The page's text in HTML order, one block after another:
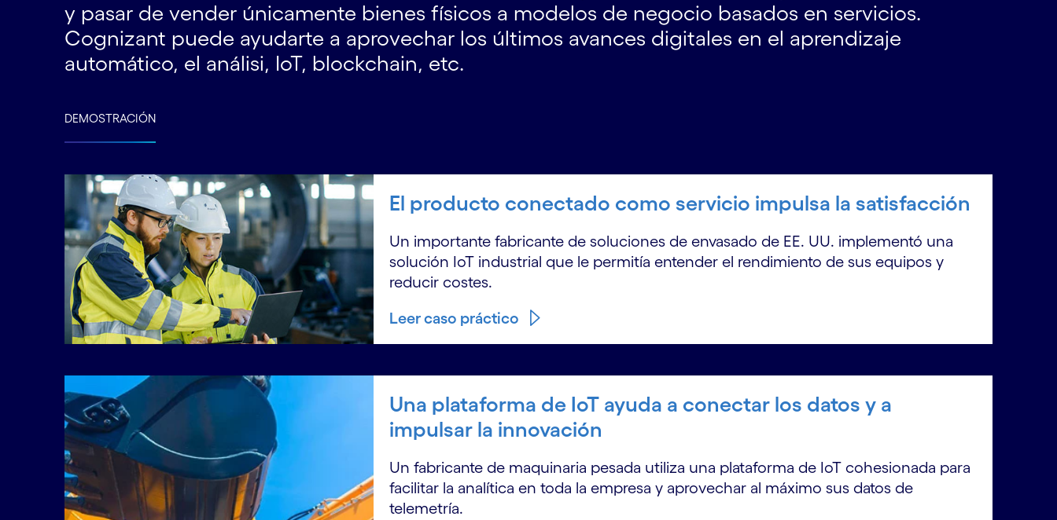
y pasar de vender únicamente bienes físicos a modelos de negocio basados en servicios.
Cognizant puede ayudarte a aprovechar los últimos avances digitales en el aprendizaje
automático, el análisi, IoT, blockchain, etc.
DEMOSTRACIÓN
El producto conectado como servicio impulsa la satisfacción
Un importante fabricante de soluciones de envasado de EE. UU. implementó una
solución IoT industrial que le permitía entender el rendimiento de sus equipos y
reducir costes.
Leer caso práctico
Una plataforma de IoT ayuda a conectar los datos y a
impulsar la innovación
Un fabricante de maquinaria pesada utiliza una plataforma de IoT cohesionada para
facilitar la analítica en toda la empresa y aprovechar al máximo sus datos de
telemetría.